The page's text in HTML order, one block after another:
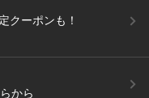
クーポンも！
から